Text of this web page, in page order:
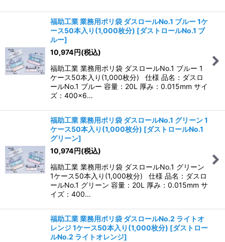
福助工業 業務用ポリ袋 ダスロールNo.1 ブルー 1ケ
ース50本入り(1,000枚分) [ダストロールNo.1 ブ
ルー]
10,974円(税込)
福助工業 業務用ポリ袋 ダスロールNo.1 ブルー 1
ケース50本入り(1,000枚分) 仕様 品名：ダスロ
ールNo.1 ブルー 容量：20L 厚み：0.015mm サイ
ズ：400×6…
福助工業 業務用ポリ袋 ダスロールNo.1 グリーン 1
ケース50本入り(1,000枚分) [ダストロールNo.1
グリーン]
10,974円(税込)
福助工業 業務用ポリ袋 ダスロールNo.1 グリーン
1ケース50本入り(1,000枚分) 仕様 品名：ダスロ
ールNo.1 グリーン 容量：20L 厚み：0.015mm サ
イズ：400…
福助工業 業務用ポリ袋 ダスロールNo.2 ライトオ
レンジ 1ケース50本入り(1,000枚分) [ダストロー
ルNo.2 ライトオレンジ]